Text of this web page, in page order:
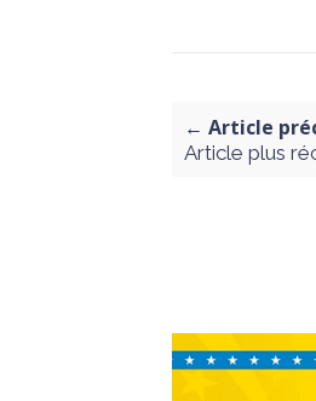
← Article
Article plus